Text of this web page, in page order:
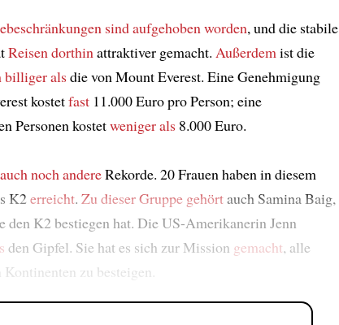
sind aufgehoben worden, und die stabile
Reisen dorthinattraktiver gemacht. Außerdemist die
billiger alsdie von Mount Everest. Eine Genehmigung
kostetfast 11.000 Euro pro Person; eine
Personen kostetweniger als 8.000 Euro.
auch noch andereRekorde. 20 Frauen haben in diesem
K2 erreicht. Zu dieser Gruppe gehörtauch Samina Baig,
den K2 bestiegen hat. Die US-Amerikanerin Jenn
den Gipfel. Sie hat es sich zur Mission gemacht, alle
zu besteigen.